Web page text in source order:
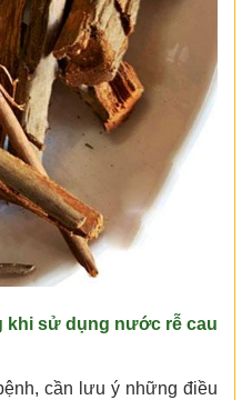
khi sử dụng nước rễ cau
cần lưu ý những điều